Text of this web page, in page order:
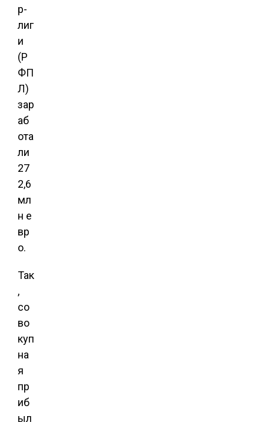
р-
лиг
и
(Р
ФП
Л)
зар
аб
ота
ли
27
2,6
мл
н е
вр
о.
Так
,
со
во
куп
на
я
пр
иб
ыл